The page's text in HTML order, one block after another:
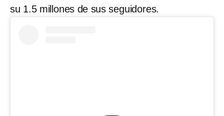
su 1.5 millones de sus seguidores.